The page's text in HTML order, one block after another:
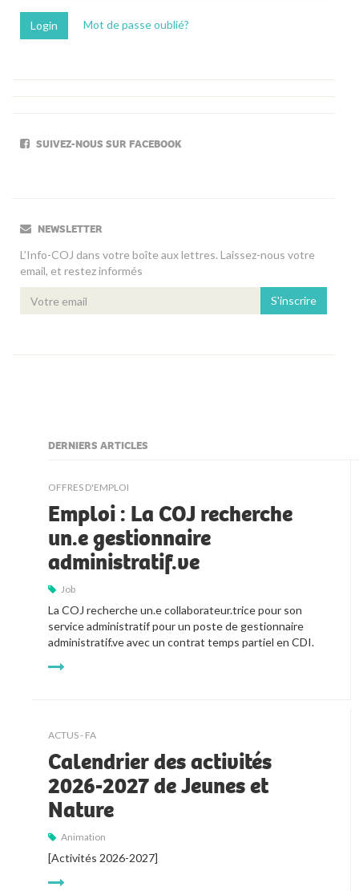
Mot de passe oublié?
SUIVEZ-NOUS SUR FACEBOOK
NEWSLETTER
L’Info-COJ dans votre boîte aux lettres. Laissez-nous votre
email, et restez informés
S'inscrire
DERNIERS ARTICLES
OFFRES D'EMPLOI
Emploi : La COJ recherche
un.e gestionnaire
administratif.ve
Job
La COJ recherche un.e collaborateur.trice pour son
service administratif pour un poste de gestionnaire
administratif.ve avec un contrat temps partiel en CDI.
ACTUS - FA
Calendrier des activités
2026-2027 de Jeunes et
Nature
Animation
[Activités 2026-2027]